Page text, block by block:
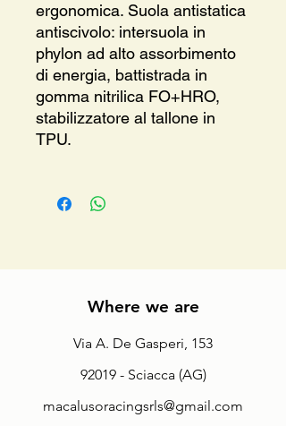
ergonomica. Suola antistatica
antiscivolo: intersuola in
phylon ad alto assorbimento
di energia, battistrada in
gomma nitrilica FO+HRO,
stabilizzatore al tallone in
TPU.
Where we are
Via A. De Gasperi, 153
92019 - Sciacca (AG)
macalusoracingsrls@gmail.com